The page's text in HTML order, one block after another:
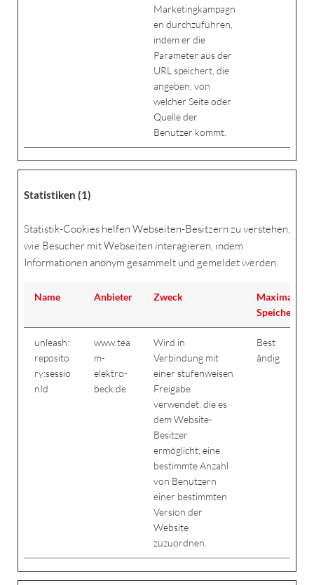
Marketingkampagn
en durchzuführen,
indem er die
Parameter aus der
URL speichert, die
angeben, von
welcher Seite oder
Quelle der
Benutzer kommt.
Statistiken (1)
Statistik-Cookies helfen Webseiten-Besitzern zu verstehen,
wie Besucher mit Webseiten interagieren, indem
Informationen anonym gesammelt und gemeldet werden.
Name Anbieter Zweck
Maximale
unleash:
reposito
ry:sessio
nId
www.tea
m-
elektro-
beck.de
Wird in
Verbindung mit
einer stufenweisen
Freigabe
verwendet, die es
dem Website-
Besitzer
ermöglicht, eine
bestimmte Anzahl
von Benutzern
einer bestimmten
Version der
Website
zuzuordnen.
Best
ändig